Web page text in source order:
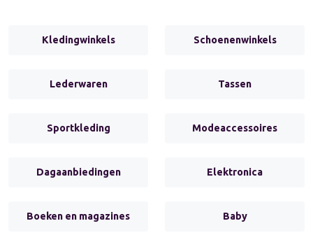
Kledingwinkels Schoenenwinkels
Lederwaren Tassen
Sportkleding Modeaccessoires
Dagaanbiedingen Elektronica
Boeken en magazines Baby